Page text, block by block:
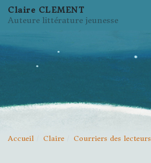
Claire CLEMENT
Auteure littérature jeunesse
Accueil Claire Courriers des lecteurs